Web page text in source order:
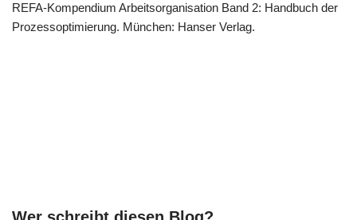
REFA-Kom­pen­di­um Arbeits­or­ga­ni­sa­ti­on Band 2: Hand­buch der
Pro­zess­op­ti­mie­rung. Mün­chen: Han­ser Verlag.